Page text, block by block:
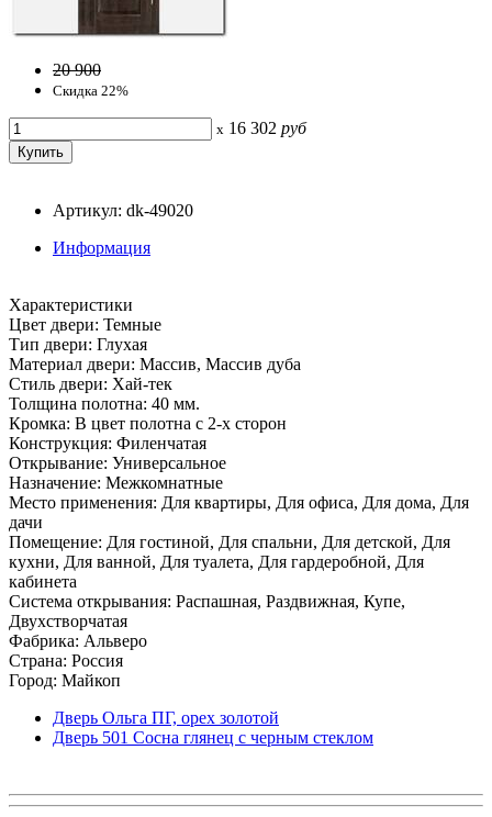
20 900
Скидка 22%
x 16 302 руб
Артикул: dk-49020
Информация
Характеристики
Цвет двери: Темные
Тип двери: Глухая
Материал двери: Массив, Массив дуба
Стиль двери: Хай-тек
Толщина полотна: 40 мм.
Кромка: В цвет полотна с 2-х сторон
Конструкция: Филенчатая
Открывание: Универсальное
Назначение: Межкомнатные
Место применения: Для квартиры, Для офиса, Для дома, Для
дачи
Помещение: Для гостиной, Для спальни, Для детской, Для
кухни, Для ванной, Для туалета, Для гардеробной, Для
кабинета
Система открывания: Распашная, Раздвижная, Купе,
Двухстворчатая
Фабрика: Альверо
Страна: Россия
Город: Майкоп
Дверь Ольга ПГ, орех золотой
Дверь 501 Сосна глянец с черным стеклом